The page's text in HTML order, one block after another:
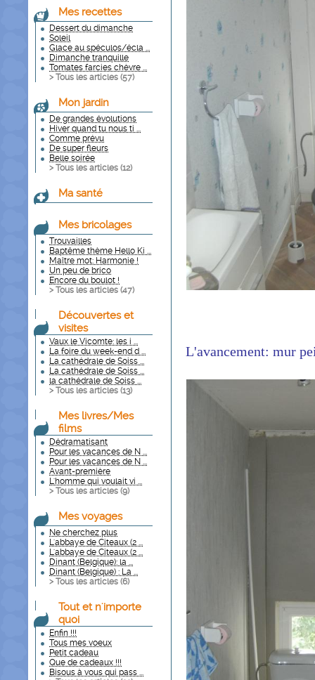
Mes recettes
Dessert du dimanche
Soleil
Glace au spéculos/écla ...
Dimanche tranquille
Tomates farcies chèvre ...
> Tous les articles (57)
Mon jardin
De grandes évolutions
Hiver quand tu nous ti ...
Comme prévu
De super fleurs
Belle soirée
> Tous les articles (12)
Ma santé
Mes bricolages
Trouvailles
Baptême thème Hello Ki ...
Maître mot: Harmonie !
Un peu de brico
Encore du boulot !
> Tous les articles (47)
Découvertes et
visites
Vaux le Vicomte: les i ...
La foire du week-end d ...
La cathédrale de Soiss ...
La cathédrale de Soiss ...
la cathédrale de Soiss ...
> Tous les articles (13)
Mes livres/Mes
films
Dédramatisant
Pour les vacances de N ...
Pour les vacances de N ...
Avant-première
L'homme qui voulait vi ...
> Tous les articles (9)
Mes voyages
Ne cherchez plus
L'abbaye de Citeaux (2 ...
L'abbaye de Citeaux (2 ...
Dinant (Belgique): la ...
Dinant (Belgique) : La ...
> Tous les articles (6)
Tout et n'importe
quoi
Enfin !!!
Tous mes voeux
Petit cadeau
Que de cadeaux !!!
Bisous à vous qui pass ...
L'avancement: mur